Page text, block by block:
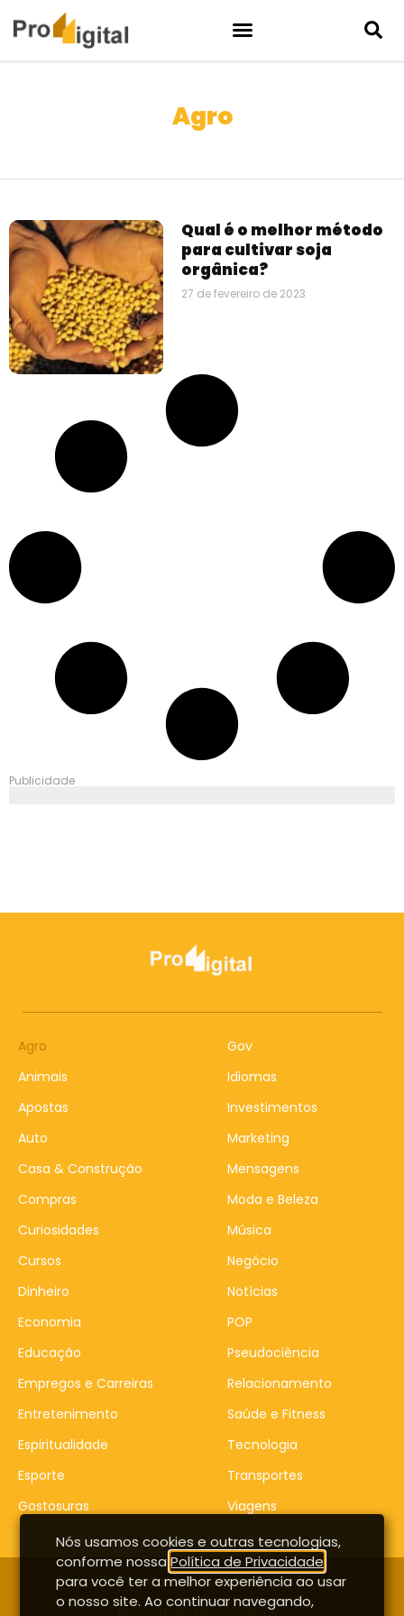
Agro
Qual é o melhor método
para cultivar soja
orgânica?
27 de fevereiro de 2023
Publicidade
Agro
Animais
Apostas
Auto
Casa & Construção
Compras
Curiosidades
Cursos
Dinheiro
Economia
Educação
Empregos e Carreiras
Entretenimento
Espiritualidade
Esporte
Gostosuras
Gov
Idiomas
Investimentos
Marketing
Mensagens
Moda e Beleza
Música
Negócio
Notícias
POP
Pseudociência
Relacionamento
Saúde e Fitness
Tecnologia
Transportes
Viagens
Contato
Entrar
Nós usamos cookies e outras tecnologias,
conforme nossaPolítica de Privacidade
para você ter a melhor experiência ao usar
o nosso site. Ao continuar navegando,